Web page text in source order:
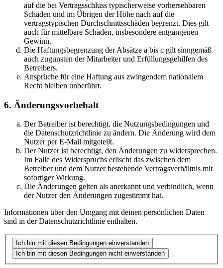
auf die bei Vertragsschluss typischerweise vorhersehbaren
Schäden und im Übrigen der Höhe nach auf die
vertragstypischen Durchschnittsschäden begrenzt. Dies gilt
auch für mittelbare Schäden, insbesondere entgangenen
Gewinn.
Die Haftungsbegrenzung der Absätze a bis c gilt sinngemäß
auch zugunsten der Mitarbeiter und Erfüllungsgehilfen des
Betreibers.
Ansprüche für eine Haftung aus zwingendem nationalem
Recht bleiben unberührt.
6. Änderungsvorbehalt
Der Betreiber ist berechtigt, die Nutzungsbedingungen und
die Datenschutzrichtlinie zu ändern. Die Änderung wird dem
Nutzer per E-Mail mitgeteilt.
Der Nutzer ist berechtigt, den Änderungen zu widersprechen.
Im Falle des Widerspruchs erlischt das zwischen dem
Betreiber und dem Nutzer bestehende Vertragsverhältnis mit
sofortiger Wirkung.
Die Änderungen gelten als anerkannt und verbindlich, wenn
der Nutzer den Änderungen zugestimmt hat.
Informationen über den Umgang mit deinen persönlichen Daten
sind in der Datenschutzrichtlinie enthalten.